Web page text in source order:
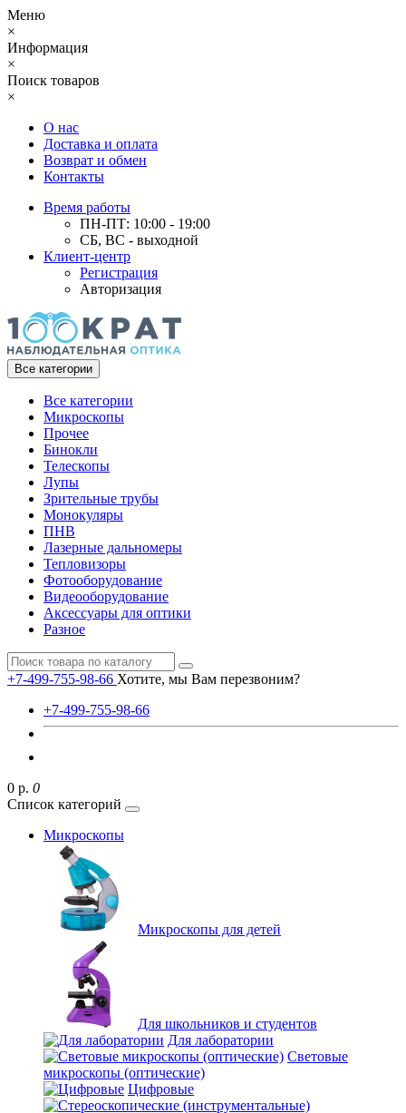
Меню
×
Информация
×
Поиск товаров
×
О нас
Доставка и оплата
Возврат и обмен
Контакты
Время работы
ПН-ПТ: 10:00 - 19:00
СБ, ВС - выходной
Клиент-центр
Регистрация
Авторизация
Все категории
Все категории
Микроскопы
Прочее
Бинокли
Телескопы
Лупы
Зрительные трубы
Монокуляры
ПНВ
Лазерные дальномеры
Тепловизоры
Фотооборудование
Видеооборудование
Аксессуары для оптики
Разное
+7-499-755-98-66 Хотите, мы Вам перезвоним?
+7-499-755-98-66
0 р. 0
Список категорий
Микроскопы
Микроскопы для детей
Для школьников и студентов
Для лаборатории
Световые
микроскопы (оптические)
Цифровые